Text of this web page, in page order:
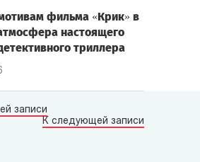
фильма «Крик» в
настоящего
триллера
записи
К следующей записи